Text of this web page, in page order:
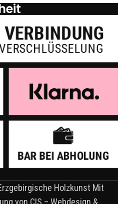
Holzkunst Mit
von CIS – Webdesign &